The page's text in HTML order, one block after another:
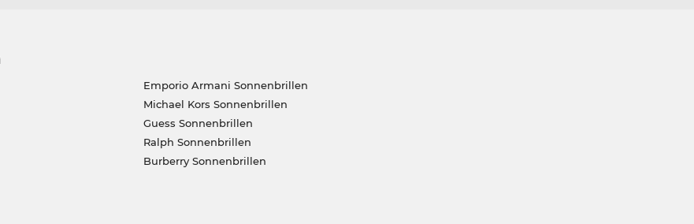
Emporio Armani Sonnenbrillen
Michael Kors Sonnenbrillen
Guess Sonnenbrillen
Ralph Sonnenbrillen
Burberry Sonnenbrillen